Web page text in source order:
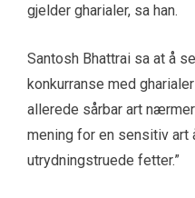
gjelder gharialer, sa han.
Santosh Bhattrai sa at å
konkurranse med
allerede sårbar art
mening for en sensitiv art
utrydningstruede fetter.”